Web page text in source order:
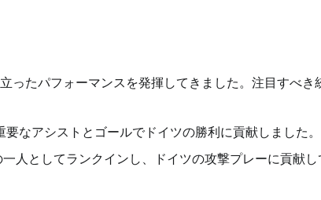
ったパフォーマンスを発揮してきました。注目すべき
なアシストとゴールでドイツの勝利に貢献しました。
人としてランクインし、ドイツの攻撃プレーに貢献し